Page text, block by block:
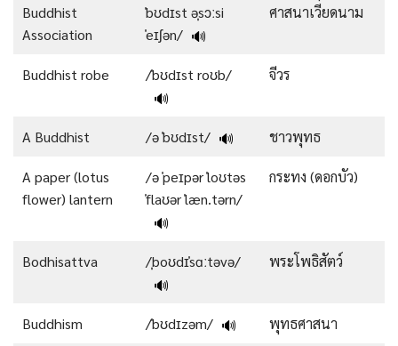
Buddhist
Association
ˈbʊdɪst əˌsɔːsi
ˈeɪʃən/ 🔊
ศาสนาเวียดนาม
Buddhist robe
/ˈbʊdɪst roʊb/
🔊
จีวร
A Buddhist /ə ˈbʊdɪst/ 🔊 ชาวพุทธ
A paper (lotus
flower) lantern
/ə ˈpeɪpər ˈloʊtəs
ˈflaʊər ˈlæn.tərn/
🔊
กระทง (ดอกบัว)
Bodhisattva
/ˌboʊdɪˈsɑːtəvə/
🔊
พระโพธิสัตว์
Buddhism /ˈbʊdɪzəm/ 🔊 พุทธศาสนา